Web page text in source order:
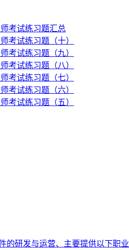
考试练习题汇总
考试练习题（十）
考试练习题（九）
考试练习题（八）
考试练习题（七）
考试练习题（六）
考试练习题（五）
的研发与运营、主要提供以下职